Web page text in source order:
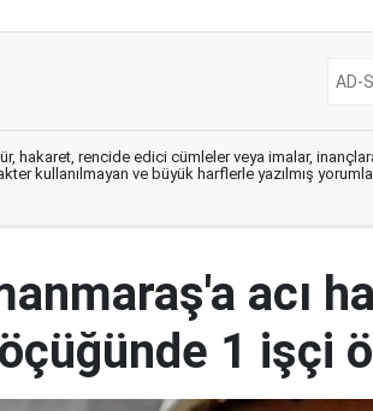
hakaret, rencide edici cümleler veya imalar,
kullanılmayan ve büyük harflerle yazılmış
acı
1 işçi